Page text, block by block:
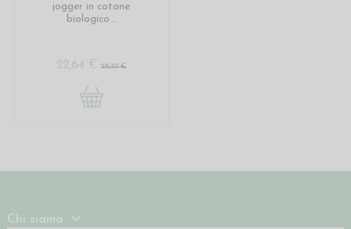
jogger in cotone
biologico...
22,64 €28,30 €
Chi siamo